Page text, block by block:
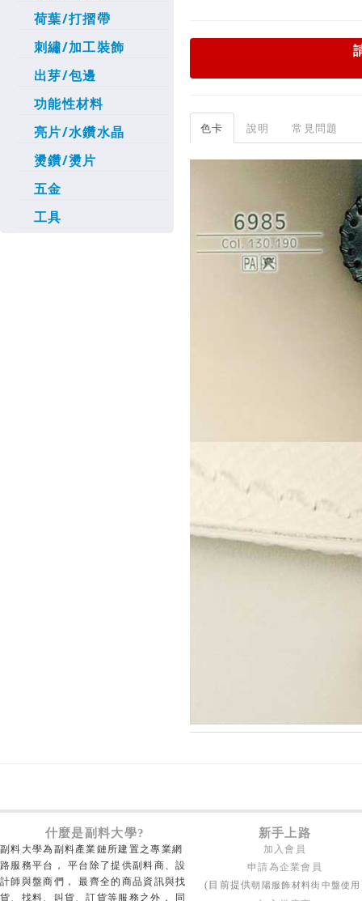
荷葉/打摺帶
刺繡/加工裝飾
出芽/包邊
功能性材料
亮片/水鑽水晶
燙鑽/燙片
五金
工具
色卡 說明 常見問題
什麼是副料大學? 新手上路
副料大學為副料產業鏈所建置之專業網
路服務平台， 平台除了提供副料商、設
計師與盤商們， 最齊全的商品資訊與找
貨、找料、叫貨、訂貨等服務之外， 同
加入會員
申請為企業會員
(目前提供朝陽服飾材料街中盤使用